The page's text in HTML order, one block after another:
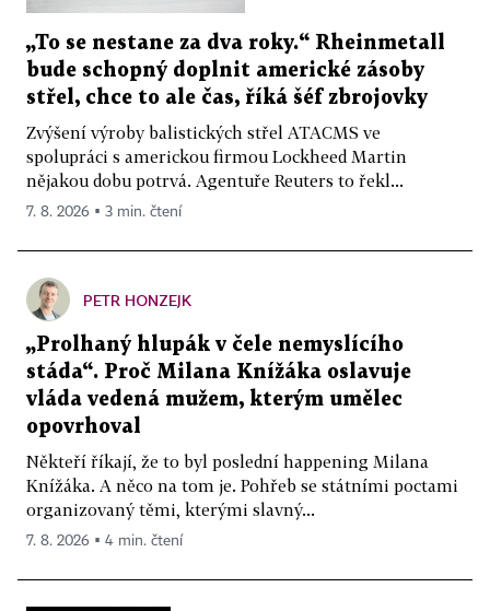
„To se nestane za dva roky.“ Rheinmetall
bude schopný doplnit americké zásoby
střel, chce to ale čas, říká šéf zbrojovky
Zvýšení výroby balistických střel ATACMS ve
spolupráci s americkou firmou Lockheed Martin
nějakou dobu potrvá. Agentuře Reuters to řekl...
7. 8. 2026 ▪ 3 min. čtení
PETR HONZEJK
„Prolhaný hlupák v čele nemyslícího
stáda“. Proč Milana Knížáka oslavuje
vláda vedená mužem, kterým umělec
opovrhoval
Někteří říkají, že to byl poslední happening Milana
Knížáka. A něco na tom je. Pohřeb se státními poctami
organizovaný těmi, kterými slavný...
7. 8. 2026 ▪ 4 min. čtení